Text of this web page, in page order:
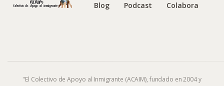
Blog
Podcast Colabora
"El Colectivo de Apoyo al Inmigrante (ACAIM), fundado en 2004 y